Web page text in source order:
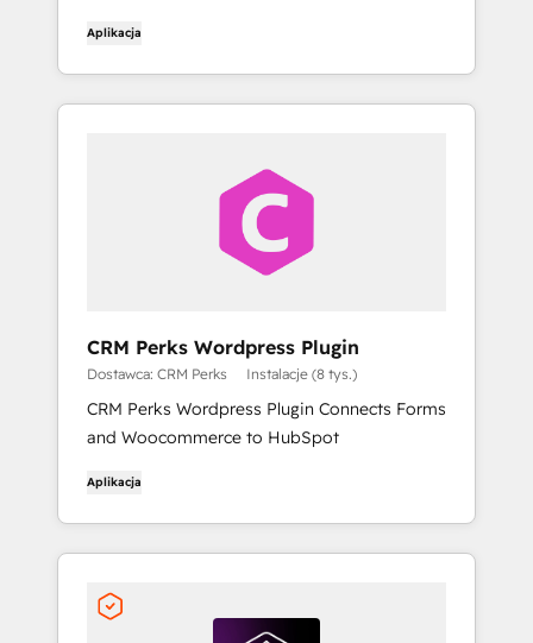
Aplikacja
CRM Perks Wordpress Plugin
Dostawca: CRM Perks Instalacje (8 tys.)
CRM Perks Wordpress Plugin Connects Forms
and Woocommerce to HubSpot
Aplikacja